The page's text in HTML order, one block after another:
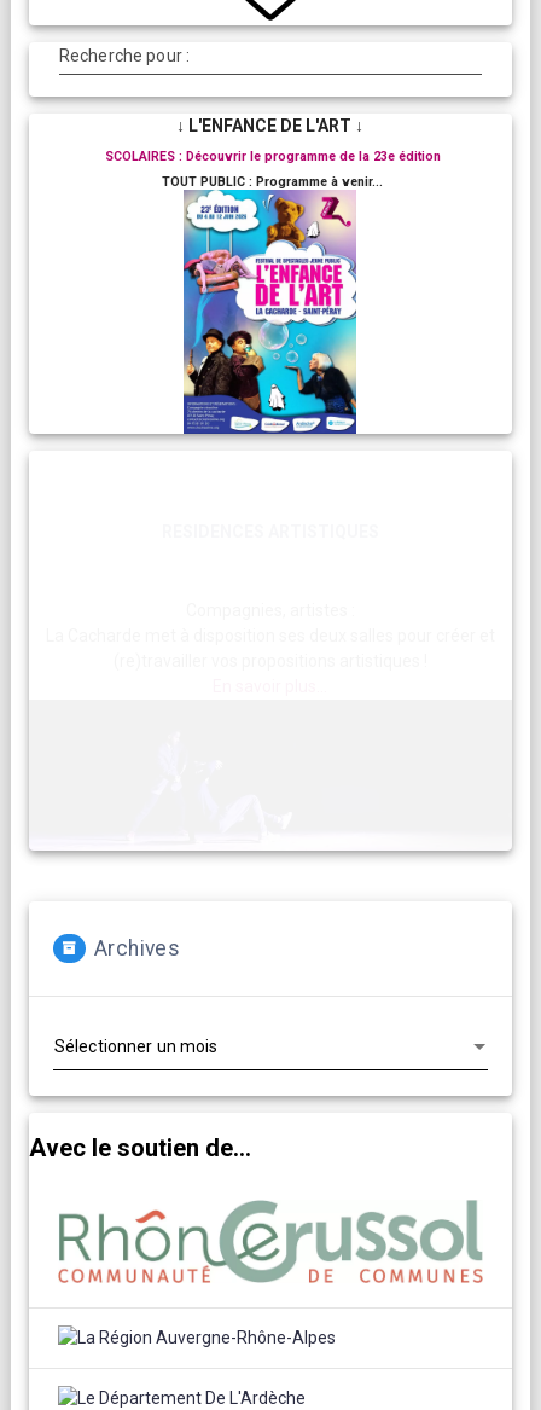
Recherche pour :
↓ L'ENFANCE DE L'ART ↓
SCOLAIRES : Découvrir le programme de la 23e édition
TOUT PUBLIC : Programme à venir...
Archives
Avec le soutien de...